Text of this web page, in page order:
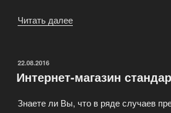
Читать далее
ОПУБЛИКОВАНО
22.08.2016
Интернет-магазин
Знаете ли Вы, что в ряде случаев